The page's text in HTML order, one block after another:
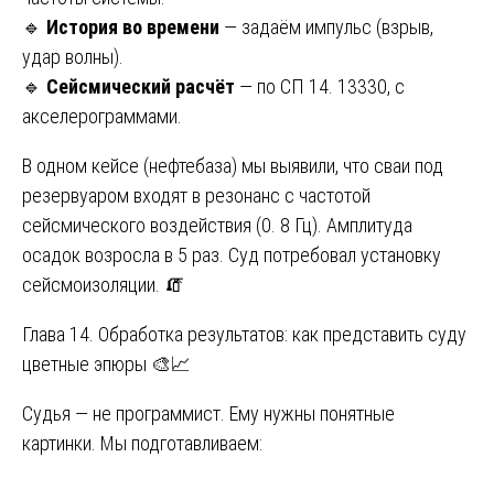
🔹 История во времени — задаём импульс (взрыв,
удар волны).
🔹 Сейсмический расчёт — по СП 14. 13330, с
акселерограммами.
В одном кейсе (нефтебаза) мы выявили, что сваи под
резервуаром входят в резонанс с частотой
сейсмического воздействия (0. 8 Гц). Амплитуда
осадок возросла в 5 раз. Суд потребовал установку
сейсмоизоляции. 🧯
Глава 14. Обработка результатов: как представить суду
цветные эпюры 🎨📈
Судья — не программист. Ему нужны понятные
картинки. Мы подготавливаем: